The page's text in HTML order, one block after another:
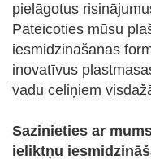
pielāgotus
Pateicoties mūsu
iesmidzināšanas
inovatīvus
vadu celiņiem
Sazinieties ar
ieliktņu